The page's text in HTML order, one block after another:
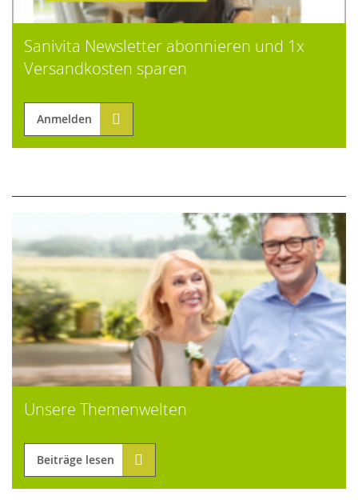
Sanivita Newsletter abonnieren und 1x
Versandkosten sparen
Anmelden
Unsere Themenwelten
Beiträge lesen